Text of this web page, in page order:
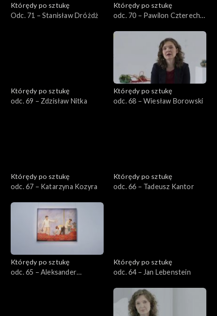
Którędy po sztukę
Odc. 71 – Stanisław Dróżdż
Którędy po sztukę
odc. 70 – Pawilon Czterech
Którędy po sztukę
odc. 69 – Zdzisław Nitka
Którędy po sztukę
odc. 68 – Wiesław Borowski
Którędy po sztukę
odc. 67 – Katarzyna Kozyra
Którędy po sztukę
odc. 66 – Tadeusz Kantor
Którędy po sztukę
odc. 65 – Aleksander
Którędy po sztukę
odc. 64 – Jan Lebenstein